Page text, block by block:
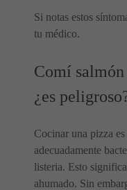
Si notas estos
tu médico.
Comí
¿es
Cocinar una pizza
adecuadamente
listeria. Esto
ahumado. Sin